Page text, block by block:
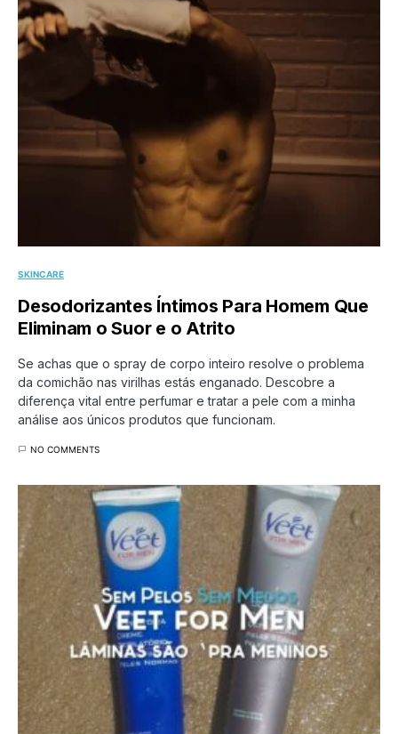
SKINCARE
Desodorizantes Íntimos Para Homem Que
Eliminam o Suor e o Atrito
Se achas que o spray de corpo inteiro resolve o problema
da comichão nas virilhas estás enganado. Descobre a
diferença vital entre perfumar e tratar a pele com a minha
análise aos únicos produtos que funcionam.
NO COMMENTS